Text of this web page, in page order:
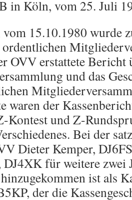
in Köln, vom 25. Juli
15.10.1980 wurde
ordentlichen
OVV erstattete Bericht
und das
waren der
Kontest und Z-
Bei der
Dieter Kemper,
DJ4XK für weitere
ist als
der die